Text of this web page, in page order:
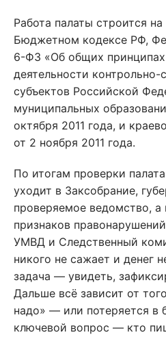
Работа палаты строится
Бюджетном кодексе РФ,
6-ФЗ «Об общих принципах
деятельности контрольно-
субъектов Российской
муниципальных
октября 2011 года, и
от 2 ноября 2011 года.
По итогам проверки
уходит в Заксобрание,
проверяемое ведомство, а
признаков
УМВД и Следственный
никого не сажает и денег
задача — увидеть,
Дальше всё зависит от
надо» — или потеряется в
ключевой вопрос — кто